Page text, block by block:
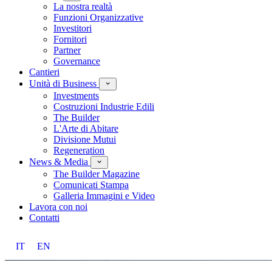
La nostra realtà
Funzioni Organizzative
Investitori
Fornitori
Partner
Governance
Cantieri
Unità di Business
Investments
Costruzioni Industrie Edili
The Builder
L'Arte di Abitare
Divisione Mutui
Regeneration
News & Media
The Builder Magazine
Comunicati Stampa
Galleria Immagini e Video
Lavora con noi
Contatti
IT EN